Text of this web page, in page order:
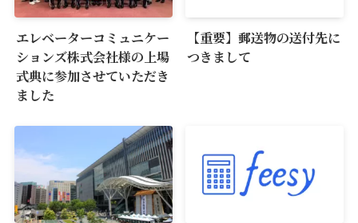
エレベーターコミュニケー
ションズ株式会社様の上場
式典に参加させていただき
ました
【重要】郵送物の送付先に
つきまして